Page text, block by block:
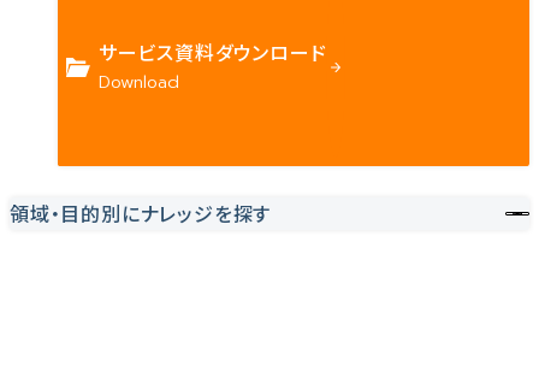
サービス資料ダウンロード
Download
領域・目的別にナレッジを探す